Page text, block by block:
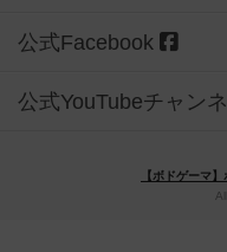
公式Facebook
公式YouTubeチャン
【ボドゲーマ